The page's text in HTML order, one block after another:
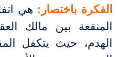
الفكرة باختصار: هي
المنفعة بين مالك
الهدم، حيث يتكفل